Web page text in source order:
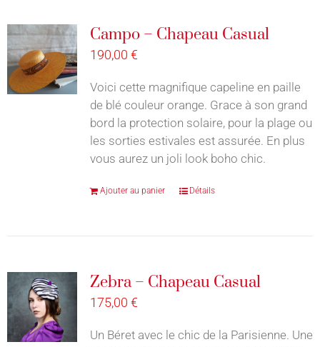
Campo – Chapeau Casual
190,00 €
Voici cette magnifique capeline en paille
de blé couleur orange. Grace à son grand
bord la protection solaire, pour la plage ou
les sorties estivales est assurée. En plus
vous aurez un joli look boho chic.
Ajouter au panier Détails
Zebra – Chapeau Casual
175,00 €
Un Béret avec le chic de la Parisienne. Une